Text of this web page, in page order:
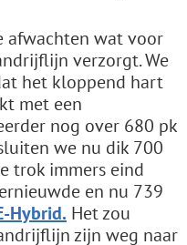
afwachten wat voor
verzorgt. We
het kloppend hart
met een
nog over 680 pk
we nu dik 700
trok immers eind
en nu 739
Hybrid. Het zou
zijn weg naar